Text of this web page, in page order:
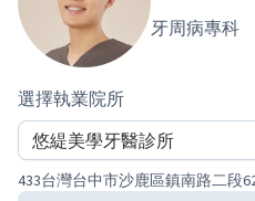
牙周病專科
選擇執業院所
433台灣台中市沙鹿區鎮南路二段